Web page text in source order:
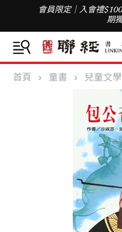
會員限定｜入會禮
期
首頁 童書 兒童文學